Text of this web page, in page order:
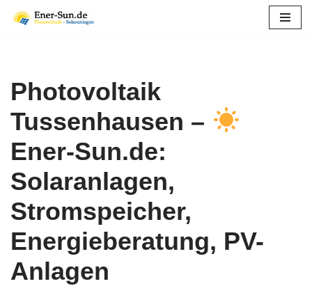
Photovoltaik
Tussenhausen –
Ener-Sun.de:
Solaranlagen,
Stromspeicher,
Energieberatung, PV-
Anlagen